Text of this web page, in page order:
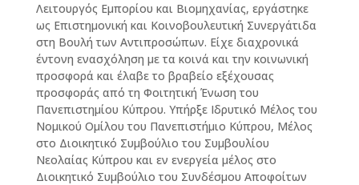
Λειτουργός Εμπορίου και Βιομηχανίας, εργάστηκε
ως Επιστημονική και Κοινοβουλευτική Συνεργάτιδα
στη Βουλή των Αντιπροσώπων. Είχε διαχρονικά
έντονη ενασχόληση με τα κοινά και την κοινωνική
προσφορά και έλαβε το βραβείο εξέχουσας
προσφοράς από τη Φοιτητική Ένωση του
Πανεπιστημίου Κύπρου. Υπήρξε Ιδρυτικό Μέλος του
Νομικού Ομίλου του Πανεπιστήμιο Κύπρου, Μέλος
στο Διοικητικό Συμβούλιο του Συμβουλίου
Νεολαίας Κύπρου και εν ενεργεία μέλος στο
Διοικητικό Συμβούλιο του Συνδέσμου Αποφοίτων